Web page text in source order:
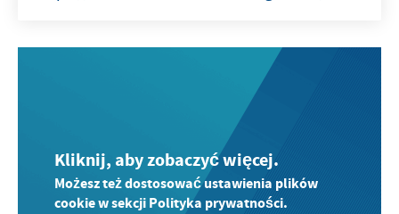
Kliknij, aby zobaczyć więcej.
Możesz też dostosować ustawienia plików
cookie w sekcji Polityka prywatności.